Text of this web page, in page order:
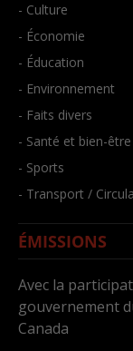
- Culture
- Économie
- Éducation
- Environnement
- Faits divers
- Santé et bien-être
- Sports
- Transport /
ÉMISSIONS
Avec la
gouvernement
Canada